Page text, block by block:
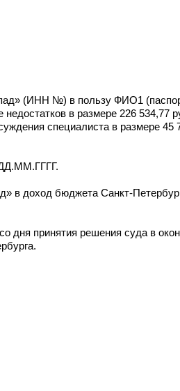
(ИНН №) в пользу ФИО1
в размере 226 534,77
специалиста в размере 45
ДД.ММ.ГГГГ.
в доход бюджета Санкт-
дня принятия решения суда в